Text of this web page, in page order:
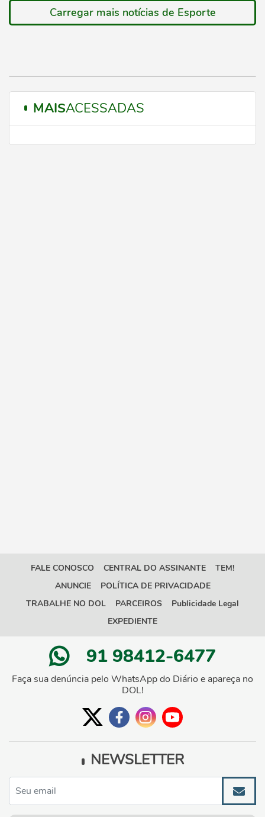
Carregar mais notícias de Esporte
MAISACESSADAS
FALE CONOSCO CENTRAL DO ASSINANTE
TEM!
ANUNCIE
POLÍTICA DE PRIVACIDADE
TRABALHE NO DOL
PARCEIROS
Publicidade Legal
EXPEDIENTE
91 98412-6477
Faça sua denúncia pelo WhatsApp do Diário e apareça no
DOL!
NEWSLETTER